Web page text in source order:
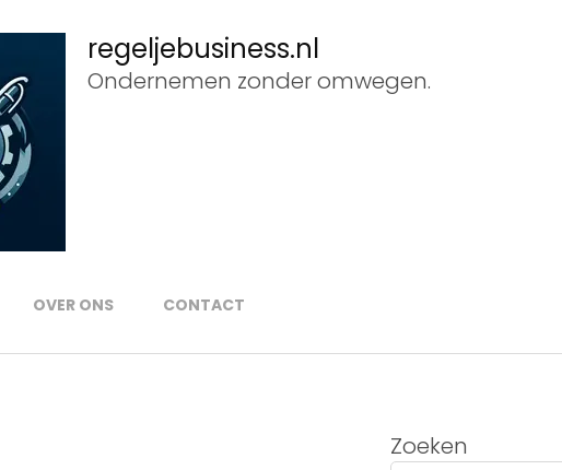
regeljebusiness.nl
Ondernemen zonder omwegen.
OVER ONS CONTACT
Zoeken